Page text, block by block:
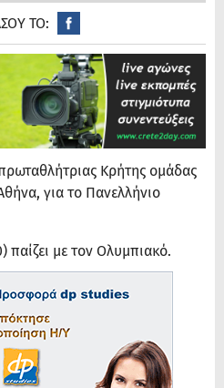
ΤΟ:
Κρήτης ομάδας
για το Πανελλήνιο
με τον Ολυμπιακό.